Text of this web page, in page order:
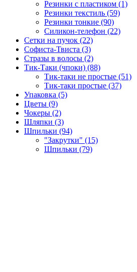
Резинки с пластиком (1)
Резинки текстиль (59)
Резинки тонкие (90)
Силикон-телефон (22)
Сетки на пучок (22)
Софиста-Твиста (3)
Стразы в волосы (2)
Тик-Таки (чпоки) (88)
Тик-таки не простые (51)
Тик-таки простые (37)
Упаковка (5)
Цветы (9)
Чокеры (2)
Шляпки (3)
Шпильки (94)
"Закрутки" (15)
Шпильки (79)